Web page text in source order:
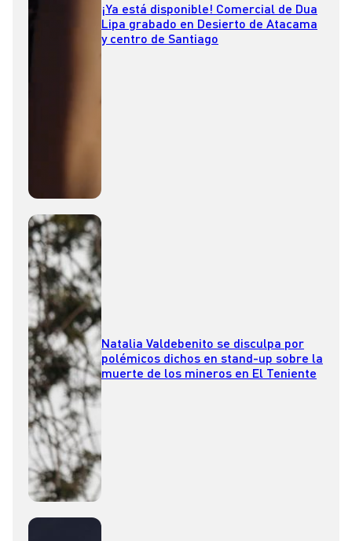
¡Ya está disponible! Comercial de Dua
Lipa grabado en Desierto de Atacama
y centro de Santiago
Natalia Valdebenito se disculpa por
polémicos dichos en stand-up sobre la
muerte de los mineros en El Teniente